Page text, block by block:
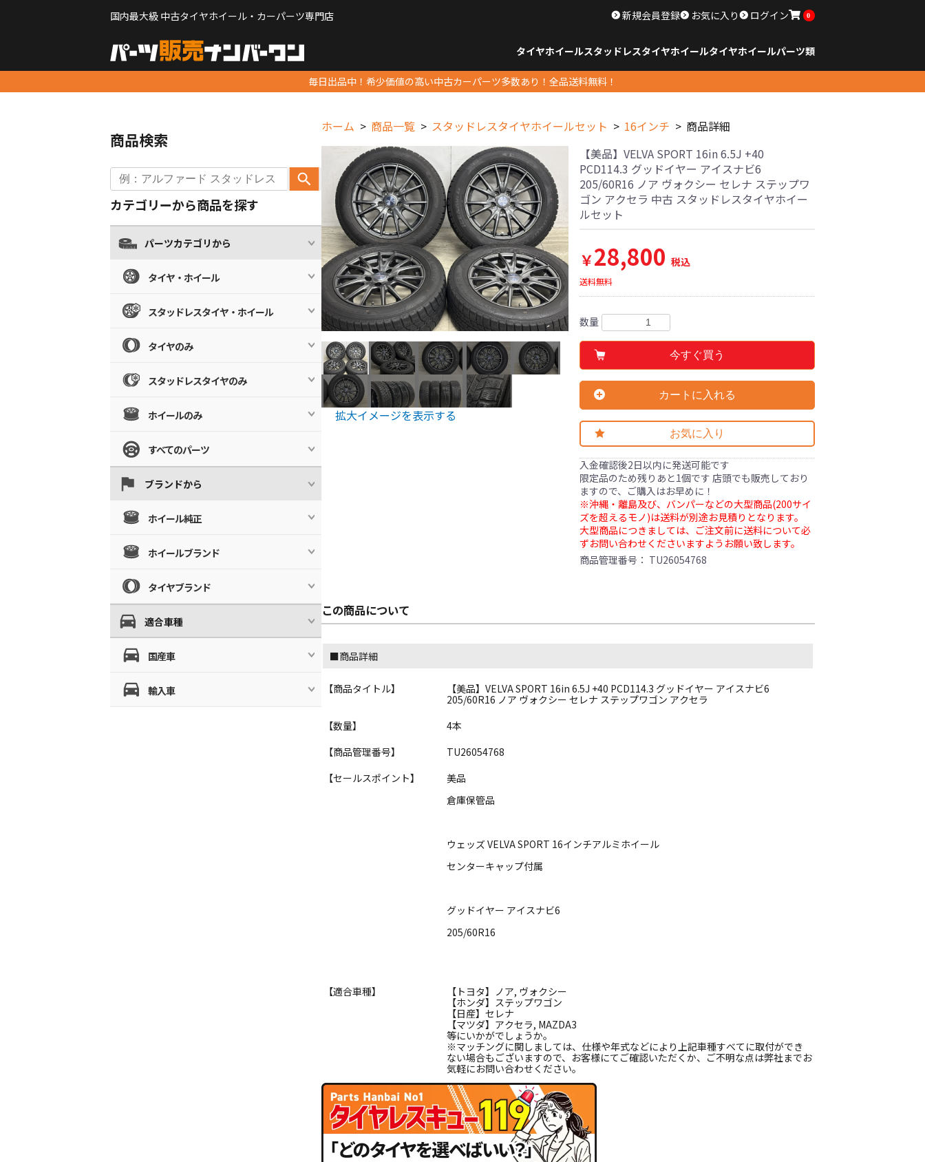
国内最大級 中古タイヤホイール・カーパーツ専門店 新規会員登録 お気に入り ログイン 0
タイヤホイールスタッドレスタイヤホイールタイヤホイールパーツ類
毎日出品中！希少価値の高い中古カーパーツ多数あり！全品送料無料！
ホーム 商品一覧 スタッドレスタイヤホイールセット 16インチ 商品詳細
拡大イメージを表示する
【美品】VELVA SPORT 16in 6.5J +40
PCD114.3 グッドイヤー アイスナビ6
205/60R16 ノア ヴォクシー セレナ ステップワ
ゴン アクセラ 中古 スタッドレスタイヤホイー
ルセット
￥28,800 税込
送料無料
数量
今すぐ買う
カートに入れる
お気に入り
入金確認後2日以内に発送可能です
限定品のため残りあと1個です 店頭でも販売しており
ますので、ご購入はお早めに！
※沖縄・離島及び、バンパーなどの大型商品(200サイ
ズを超えるモノ)は送料が別途お見積りとなります。
大型商品につきましては、ご注文前に送料について必
ずお問い合わせくださいますようお願い致します。
商品管理番号： TU26054768
この商品について
■商品詳細
【商品タイトル】
【美品】VELVA SPORT 16in 6.5J +40 PCD114.3 グッドイヤー アイスナビ6
205/60R16 ノア ヴォクシー セレナ ステップワゴン アクセラ
【数量】
4本
【商品管理番号】
TU26054768
【セールスポイント】
美品
倉庫保管品
ウェッズ VELVA SPORT 16インチアルミホイール
センターキャップ付属
グッドイヤー アイスナビ6
205/60R16
【適合車種】
【トヨタ】ノア, ヴォクシー
【ホンダ】ステップワゴン
【日産】セレナ
【マツダ】アクセラ, MAZDA3
等にいかがでしょうか。
※マッチングに関しましては、仕様や年式などにより上記車種すべてに取付ができ
ない場合もございますので、お客様にてご確認いただくか、ご不明な点は弊社までお
気軽にお問い合わせください。
商品検索
カテゴリーから商品を探す
パーツカテゴリから
タイヤ・ホイール
スタッドレスタイヤ・ホイール
タイヤのみ
スタッドレスタイヤのみ
ホイールのみ
すべてのパーツ
ブランドから
ホイール純正
ホイールブランド
タイヤブランド
適合車種
国産車
輸入車